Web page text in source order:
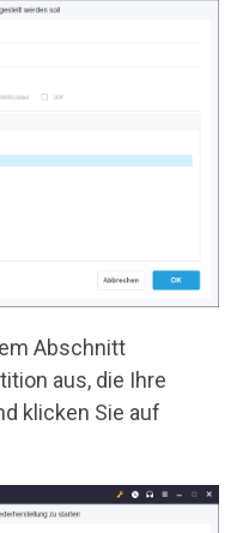
Abschnitt
aus, die Ihre
klicken Sie auf